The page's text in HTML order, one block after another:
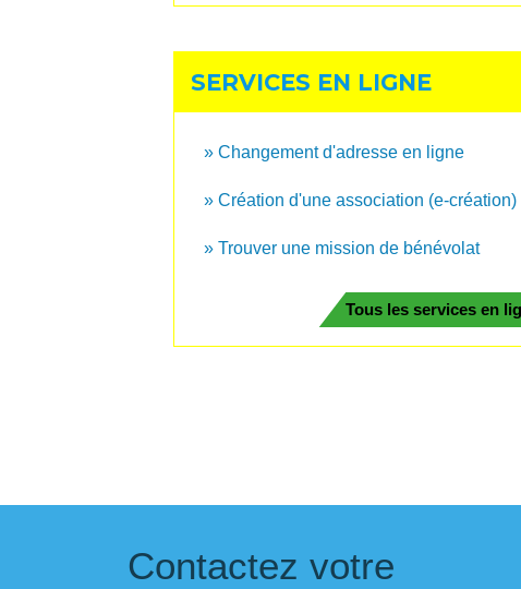
SERVICES EN LIGNE
Changement d'adresse en ligne
Création d'une association (e-création)
Trouver une mission de bénévolat
Tous les services en
Contactez votre